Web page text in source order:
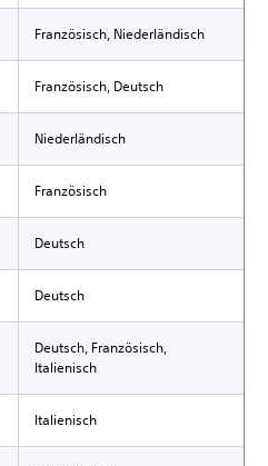
Französisch, Niederländisch
Französisch, Deutsch
Niederländisch
Französisch
Deutsch
Deutsch
Deutsch, Französisch,
Italienisch
Italienisch